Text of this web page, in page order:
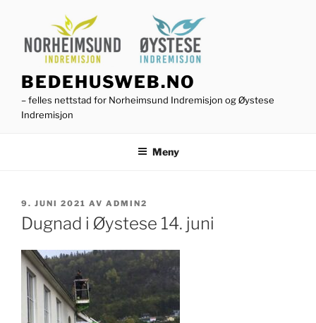
innhold
BEDEHUSWEB.NO
– felles nettstad for Norheimsund Indremisjon og Øystese
Indremisjon
Meny
PUBLISERT
9. JUNI 2021 AV ADMIN2
Dugnad i Øystese 14. juni